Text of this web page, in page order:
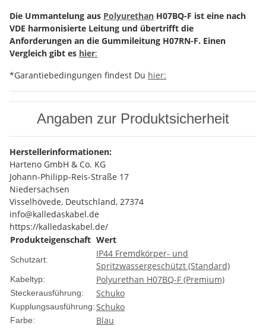
Die Ummantelung aus Polyurethan H07BQ-F ist eine nach
VDE harmonisierte Leitung und übertrifft die
Anforderungen an die Gummileitung H07RN-F. Einen
Vergleich gibt es hier:
*Garantiebedingungen findest Du hier:
Angaben zur Produktsicherheit
Herstellerinformationen:
Harteno GmbH & Co. KG
Johann-Philipp-Reis-Straße 17
Niedersachsen
Visselhövede, Deutschland, 27374
info@kalledaskabel.de
https://kalledaskabel.de/
Produkteigenschaft Wert
Schutzart:
IP44 Fremdkörper- und
Spritzwassergeschützt (Standard)
Kabeltyp: Polyurethan H07BQ-F (Premium)
Steckerausführung: Schuko
Kupplungsausführung:Schuko
Farbe: Blau